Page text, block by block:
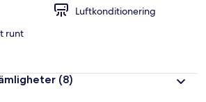
Luftkonditionering
runt
(8)